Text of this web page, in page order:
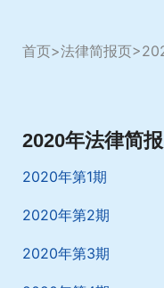
首页>法律简报页
2020年法律简报
2020年第1期
2020年第2期
2020年第3期